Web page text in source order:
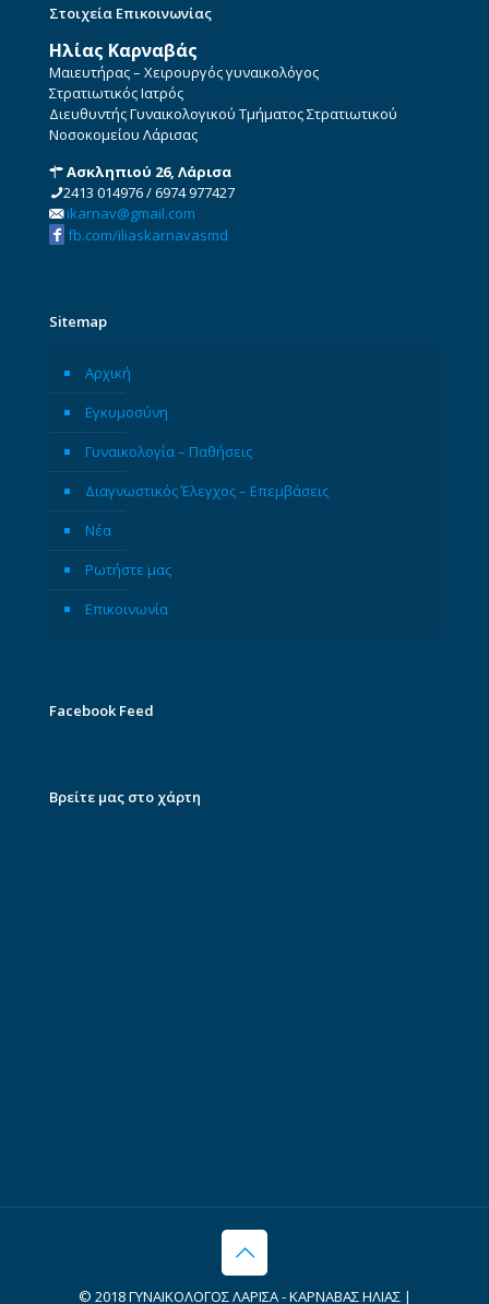
Στοιχεία Επικοινωνίας
Ηλίας Καρναβάς
Μαιευτήρας – Χειρουργός γυναικολόγος
Στρατιωτικός Ιατρός
Διευθυντής Γυναικολογικού Τμήματος Στρατιωτικού
Νοσοκομείου Λάρισας
Ασκληπιού 26, Λάρισα
2413 014976/6974 977427
ikarnav@gmail.com
fb.com/iliaskarnavasmd
Sitemap
Αρχική
Εγκυμοσύνη
Γυναικολογία – Παθήσεις
Διαγνωστικός Έλεγχος – Επεμβάσεις
Νέα
Ρωτήστε μας
Επικοινωνία
Facebook Feed
Βρείτε μας στο χάρτη
© 2018 ΓΥΝΑΙΚΟΛΟΓΟΣ ΛΑΡΙΣΑ - ΚΑΡΝΑΒΑΣ ΗΛΙΑΣ |